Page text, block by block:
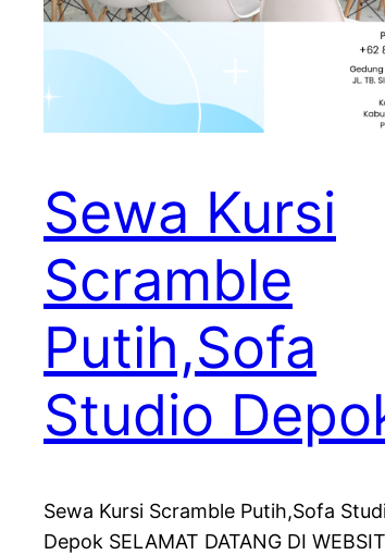
Sewa Kursi
Scramble
Putih,Sofa
Studio
Sewa Kursi Scramble Putih,Sofa
Depok SELAMAT DATANG DI